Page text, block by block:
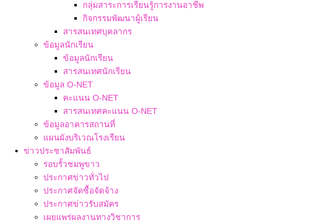
กลุ่มสาระการเรียนรู้การงานอาชีพ
กิจกรรมพัฒนาผู้เรียน
สารสนเทศบุคลากร
ข้อมูลนักเรียน
ข้อมูลนักเรียน
สารสนเทศนักเรียน
ข้อมูล O-NET
คะแนน O-NET
สารสนเทศคะแนน O-NET
ข้อมูลอาคารสถานที่
แผนผังบริเวณโรงเรียน
ข่าวประชาสัมพันธ์
รอบรั้วชมพูขาว
ประกาศข่าวทั่วไป
ประกาศจัดซื้อจัดจ้าง
ประกาศข่าวรับสมัคร
เผยแพร่ผลงานทางวิชาการ